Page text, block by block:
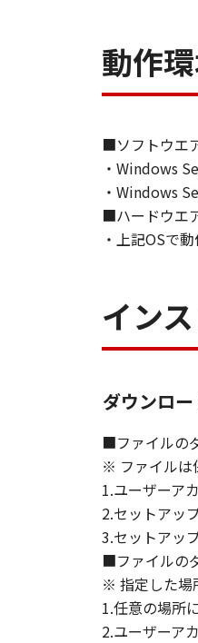
お
りま
「
５
お
は
ト
て
(1)
証
(2)
ソ
定
ヤ
さ
(3)
ソ
責
動作
■ソフトウエ
・Windows
・Windows
■ハードウエ
・上記OSで
イン
ダウンロ
■ファイルの
※ ファイルは
1.ユーザーア
2.セットアッ
3.セットアッ
■ファイルの
※ 指定した場
1.任意の場所
2.ユーザーア